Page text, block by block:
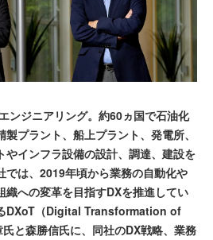
ンジニアリング。約60ヵ国で石油化
プラント、船上プラント、発電所、
やインフラ設備の設計、調達、建設を
では、2019年頃から業務の自動化や
織への変革を目指すDXを推進してい
DXoT（Digital Transformation of
と森勝信氏に、同社のDX戦略、業務